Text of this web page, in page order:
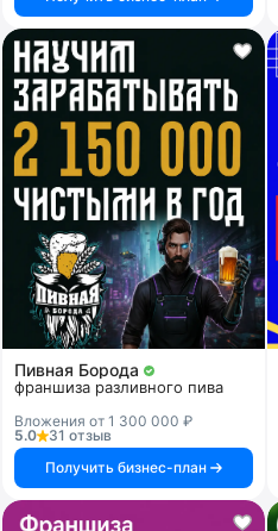
Пивная Борода
франшиза разливного пива
Вложения от 1 300 000 ₽
5.0
31 отзыв
Получить бизнес-план